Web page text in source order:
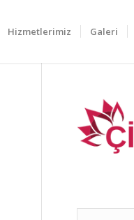
Hizmetlerimiz Galeri